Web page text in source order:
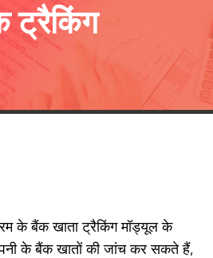
ट्रैकिंग
के बैंक खाता ट्रैकिंग मॉड्यूल के
के बैंक खातों की जांच कर सकते हैं,